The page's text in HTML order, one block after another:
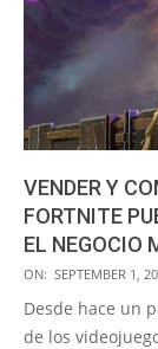
VENDER Y
FORTNITE
EL NEGOCIO
2020-
09-
01
ON: SEPTEMBER 1,
Desde hace un
de los